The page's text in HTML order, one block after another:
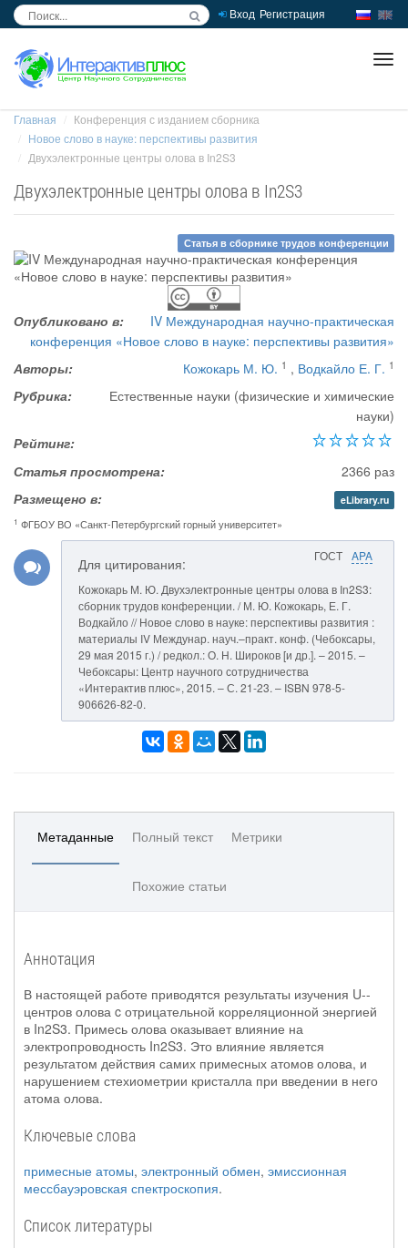
Вход Регистрация
Главная
Конференция с изданием сборника
Новое слово в науке: перспективы развития
Двухэлектронные центры олова в In2S3
Двухэлектронные центры олова в In2S3
Статья в сборнике трудов конференции
Опубликовано в:
IV Международная научно-практическая
конференция «Новое слово в науке: перспективы развития»
Авторы:
Кожокарь М. Ю. 1 , Водкайло Е. Г. 1
Рубрика:
Естественные науки (физические и химические
науки)
Рейтинг:
Статья просмотрена:
2366 раз
Размещено в:
eLibrary.ru
1 ФГБОУ ВО «Санкт-Петербургский горный университет»
ГОСТ APA
Для цитирования:
Кожокарь М. Ю. Двухэлектронные центры олова в In2S3:
сборник трудов конференции. / М. Ю. Кожокарь, Е. Г.
Водкайло // Новое слово в науке: перспективы развития :
материалы IV Междунар. науч.–практ. конф. (Чебоксары,
29 мая 2015 г.) / редкол.: О. Н. Широков [и др.]. – 2015. –
Чебоксары: Центр научного сотрудничества
«Интерактив плюс», 2015. – С. 21-23. – ISBN 978-5-
906626-82-0.
Метаданные Полный текст Метрики
Похожие статьи
Аннотация
В настоящей работе приводятся результаты изучения U--
центров олова c отрицательной корреляционной энергией
в In2S3. Примесь олова оказывает влияние на
электропроводность In2S3. Это влияние является
результатом действия самих примесных атомов олова, и
нарушением стехиометрии кристалла при введении в него
атома олова.
Ключевые слова
примесные атомы, электронный обмен, эмиссионная
мессбауэровская спектроскопия.
Список литературы